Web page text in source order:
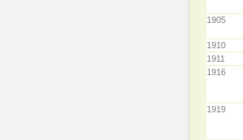
1905
1910
1911
1916
1919